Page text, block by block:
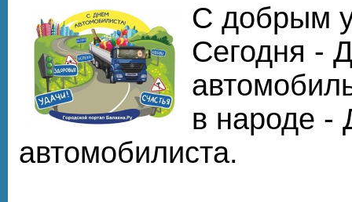
С добрым
Сегодня -
в народе -
автомобилиста.